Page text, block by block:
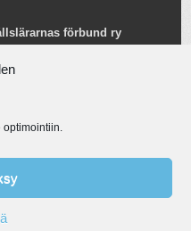
optimointiin.
förbund ry